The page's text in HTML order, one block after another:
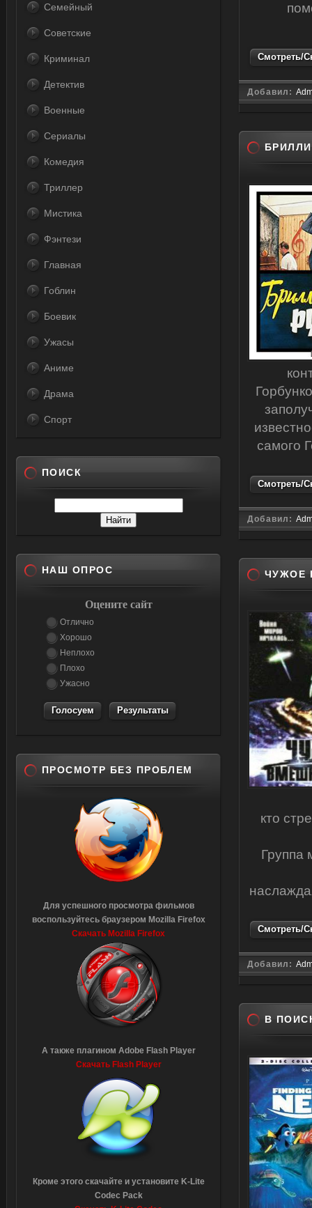
Смотреть/
Добавил:
самого
Смотреть/
Добавил:
ЧУЖОЕ
кто
Группа
Смотреть/
Добавил:
В
Семейный
Советские
Криминал
Детектив
Военные
Сериалы
Комедия
Триллер
Мистика
Фэнтези
Главная
Гоблин
Боевик
Ужасы
Аниме
Драма
Спорт
ПОИСК
НАШ ОПРОС
Оцените сайт
Отлично
Хорошо
Неплохо
Плохо
Ужасно
Результаты
ПРОСМОТР БЕЗ ПРОБЛЕМ
Для успешного просмотра фильмов
воспользуйтесь браузером Mozilla Firefox
Скачать Mozilla Firefox
А также плагином Adobe Flash Player
Скачать Flash Player
Кроме этого скачайте и установите K-Lite
Codec Pack